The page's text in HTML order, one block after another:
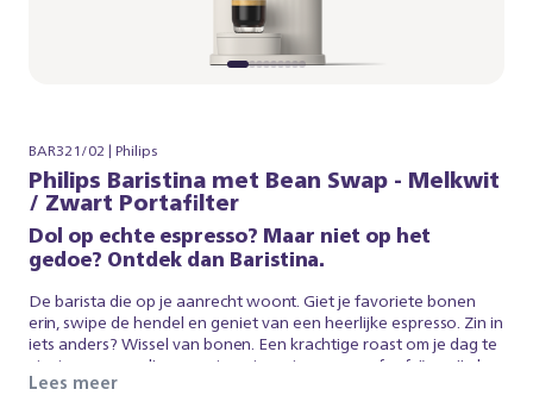
BAR321/02 | Philips
Philips Baristina met Bean Swap - Melkwit
/ Zwart Portafilter
Dol op echte espresso? Maar niet op het
gedoe? Ontdek dan Baristina.
De barista die op je aanrecht woont. Giet je favoriete bonen
erin, swipe de hendel en geniet van een heerlijke espresso. Zin in
iets anders? Wissel van bonen. Een krachtige roast om je dag te
starten, een medium roast om te ontspannen, of cafeïnevrij als
dat jouw ding is. Dankzij onze dubbele bonencontainer kun je
Lees meer